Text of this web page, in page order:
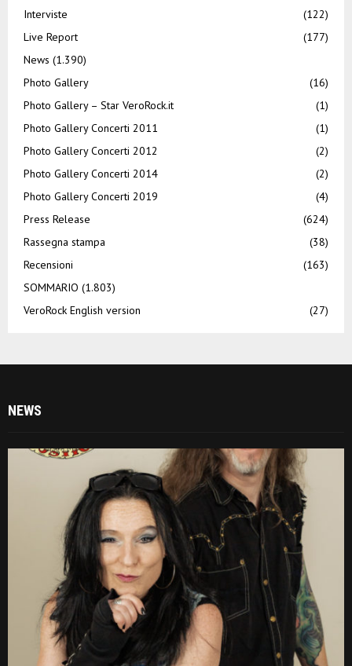
Interviste
(122)
Live Report
(177)
News (1.390)
Photo Gallery
(16)
Photo Gallery – Star VeroRock.it
(1)
Photo Gallery Concerti 2011
(1)
Photo Gallery Concerti 2012
(2)
Photo Gallery Concerti 2014
(2)
Photo Gallery Concerti 2019
(4)
Press Release
(624)
Rassegna stampa
(38)
Recensioni
(163)
SOMMARIO (1.803)
VeroRock English version
(27)
NEWS